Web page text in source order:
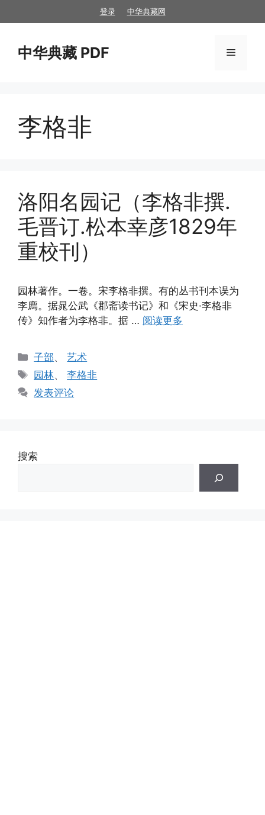
至
登录 中华典藏网
中华典藏 PDF 菜
李格非
洛阳名园记（李格非撰.
毛晋订.松本幸彦1829年
重校刊）
园林著作。一卷。宋李格非撰。有的丛书刊本误为
李廌。据晁公武《郡斋读书记》和《宋史·李格非
传》知作者为李格非。据 … 阅读更多
分
类
子部、艺术
标
签
园林、李格非
发表评论
搜索